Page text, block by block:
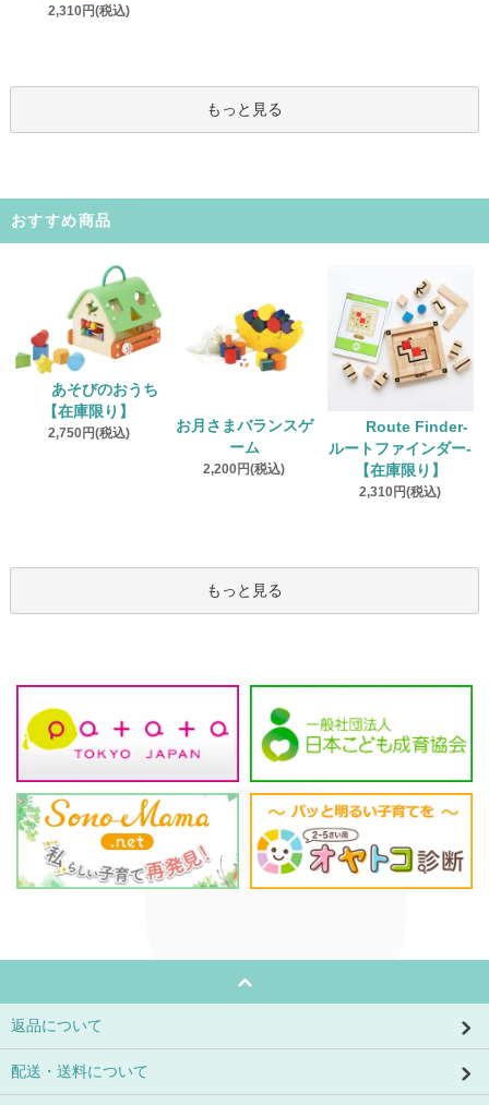
2,310円(税込)
もっと見る
おすすめ商品
あそびのおうち
【在庫限り】
2,750円(税込)
お月さまバランスゲ
ーム
2,200円(税込)
Route Finder‐
ルートファインダー‐
【在庫限り】
2,310円(税込)
もっと見る
返品について
配送・送料について